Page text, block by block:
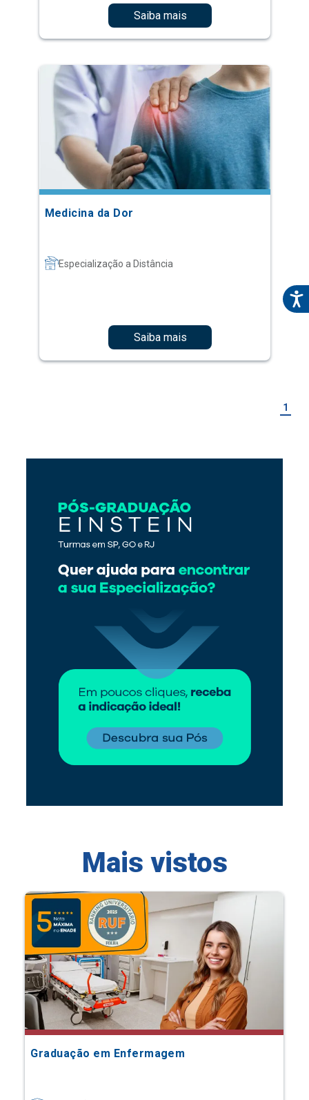
Saiba mais
Medicina da Dor
Especialização a Distância
Saiba mais
1
Mais vistos
Graduação em Enfermagem